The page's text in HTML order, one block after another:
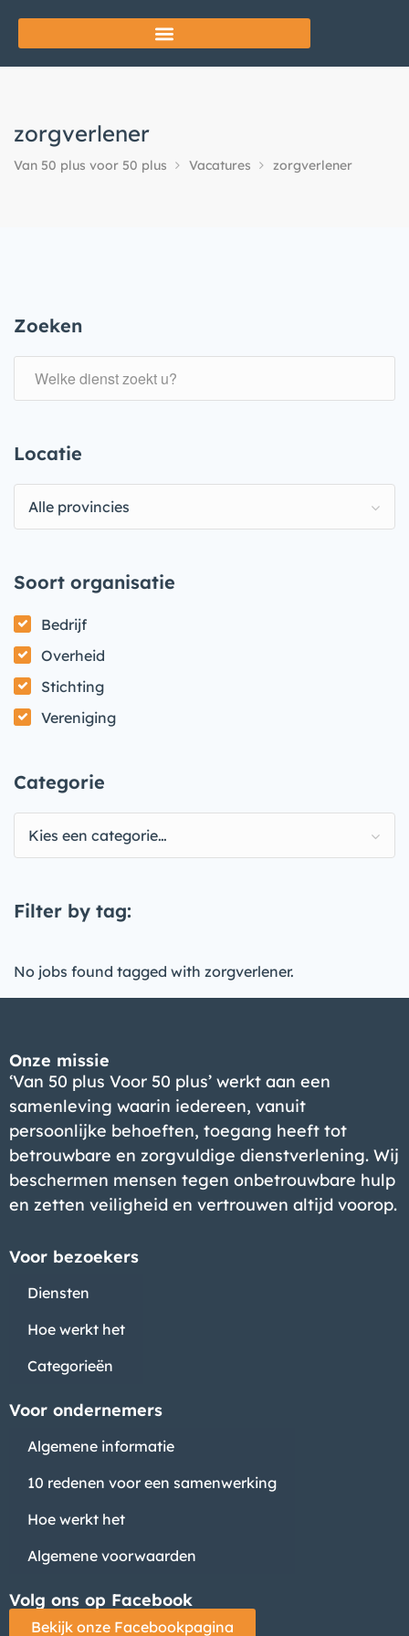
zorgverlener
Van 50 plus voor 50 plus Vacatures zorgverlener
Zoeken
Locatie
Alle provincies
Soort organisatie
Bedrijf
Overheid
Stichting
Vereniging
Categorie
Kies een categorie…
Filter by tag:
No jobs found tagged with zorgverlener.
Onze missie
‘Van 50 plus Voor 50 plus’ werkt aan een
samenleving waarin iedereen, vanuit
persoonlijke behoeften, toegang heeft tot
betrouwbare en zorgvuldige dienstverlening. Wij
beschermen mensen tegen onbetrouwbare hulp
en zetten veiligheid en vertrouwen altijd voorop.
Voor bezoekers
Diensten
Hoe werkt het
Categorieën
Voor ondernemers
Algemene informatie
10 redenen voor een samenwerking
Hoe werkt het
Algemene voorwaarden
Volg ons op Facebook
Bekijk onze Facebookpagina